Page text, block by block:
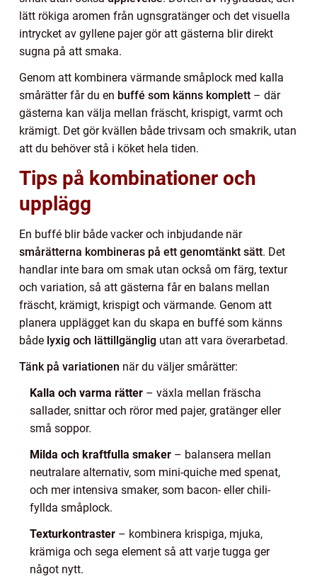
lätt rökiga aromen från ugnsgratänger och det visuella
intrycket av gyllene pajer gör att gästerna blir direkt
sugna på att smaka.
Genom att kombinera värmande småplock med kalla
smårätter får du en buffé som känns komplett – där
gästerna kan välja mellan fräscht, krispigt, varmt och
krämigt. Det gör kvällen både trivsam och smakrik, utan
att du behöver stå i köket hela tiden.
Tips på kombinationer och
upplägg
En buffé blir både vacker och inbjudande när
smårätterna kombineras på ett genomtänkt sätt. Det
handlar inte bara om smak utan också om färg, textur
och variation, så att gästerna får en balans mellan
fräscht, krämigt, krispigt och värmande. Genom att
planera upplägget kan du skapa en buffé som känns
både lyxig och lättillgänglig utan att vara överarbetad.
Tänk på variationen när du väljer smårätter:
Kalla och varma rätter – växla mellan fräscha
sallader, snittar och röror med pajer, gratänger eller
små soppor.
Milda och kraftfulla smaker – balansera mellan
neutralare alternativ, som mini-quiche med spenat,
och mer intensiva smaker, som bacon- eller chili-
fyllda småplock.
Texturkontraster – kombinera krispiga, mjuka,
krämiga och sega element så att varje tugga ger
något nytt.